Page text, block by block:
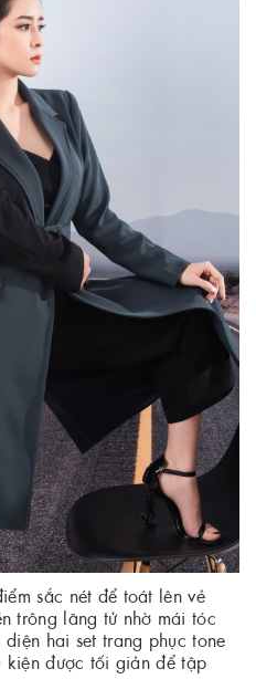
sắc nét để toát lên vẻ
trông lãng tử nhờ mái tóc
hai set trang phục tone
kiện được tối giản để tập